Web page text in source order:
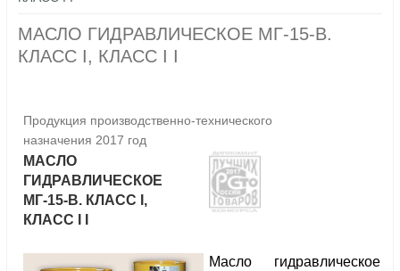
МАСЛО ГИДРАВЛИЧЕСКОЕ МГ-15-В.
КЛАСС I, КЛАСС I I
Продукция производственно-технического
назначения 2017 год
МАСЛО
ГИДРАВЛИЧЕСКОЕ
МГ-15-В. КЛАСС I,
КЛАСС I I
Масло гидравлическое